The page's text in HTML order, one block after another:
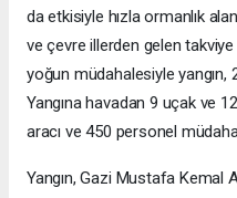
da etkisiyle hızla ormanlık
ve çevre illerden gelen
yoğun müdahalesiyle yangın,
Yangına havadan 9 uçak ve
aracı ve 450 personel
Yangın, Gazi Mustafa Kemal